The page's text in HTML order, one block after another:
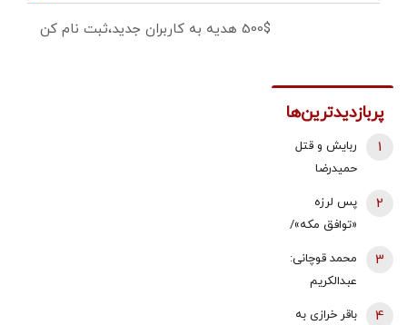
500$ هدیه به کاربران جدید،ثبت نام کن
پربازدیدترین‌ها
ربایش و قتل
حمیدرضا
شد/ ارسال
ویدئویی از
لحظه قتل او
برای
1
پس لرزه
«توافق مکه»/
داد: بر علیه
ایران نیست
2
محمد قوچانی:
عبدالکریم
3
باقر خرازی به 4